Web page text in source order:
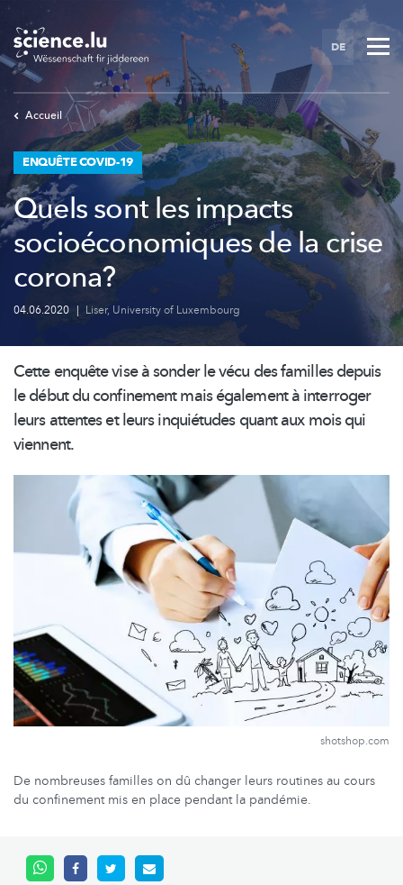
Skip
main
content
DE
Accueil
ENQUÊTE COVID-19
Quels sont les impacts
socioéconomiques de la crise
corona?
04.06.2020 | Liser, University of Luxembourg
Cette enquête vise à sonder le vécu des familles depuis
le début du confinement mais également à interroger
leurs attentes et leurs inquiétudes quant aux mois qui
viennent.
shotshop.com
De nombreuses familles on dû changer leurs routines au cours
du confinement mis en place pendant la pandémie.